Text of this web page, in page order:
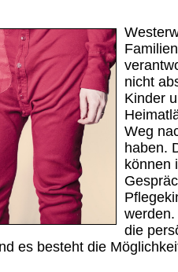
nicht
Kinder
Weg
haben.
können
die
es besteht die